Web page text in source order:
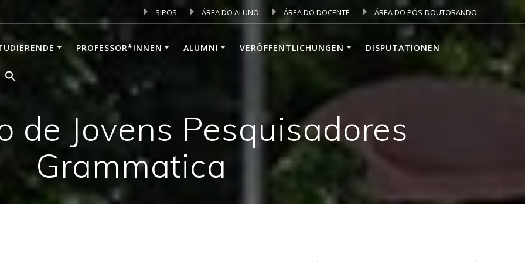
SIPOS ÁREA DO ALUNO ÁREA DO DOCENTE ÁREA DO PÓS-DOUTORANDO
PROFESSOR*INNEN ALUMNI VERÖFFENTLICHUNGEN DISPUTATIONEN
de Jovens Pesquisadores
Grammatica